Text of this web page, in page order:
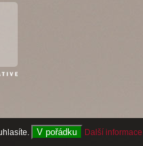
V pořádku Další informace